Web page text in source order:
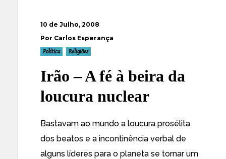
10 de Julho, 2008
Por Carlos Esperança
Política Religiões
Irão – A fé à beira da
loucura nuclear
Bastavam ao mundo a loucura prosélita
dos beatos e a incontinência verbal de
alguns líderes para o planeta se tornar um